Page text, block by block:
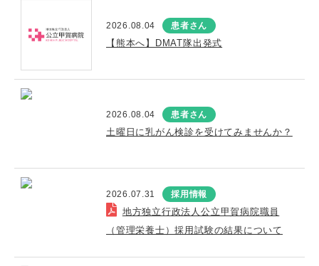
2026.08.04 患者さん
【熊本へ】DMAT隊出発式
2026.08.04 患者さん
土曜日に乳がん検診を受けてみませんか？
2026.07.31 採用情報
地方独立行政法人公立甲賀病院職員
（管理栄養士）採用試験の結果について